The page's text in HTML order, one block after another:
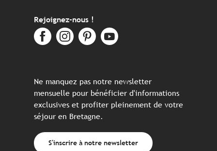
Rejoignez-nous !
Ne manquez pas notre newsletter
mensuelle pour bénéficier d'informations
exclusives et profiter pleinement de votre
séjour en Bretagne.
S'inscrire à notre newsletter